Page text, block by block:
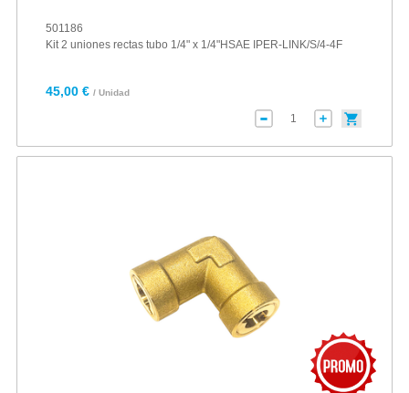
501186
Kit 2 uniones rectas tubo 1/4" x 1/4"HSAE IPER-LINK/S/4-4F
45,00 € / Unidad